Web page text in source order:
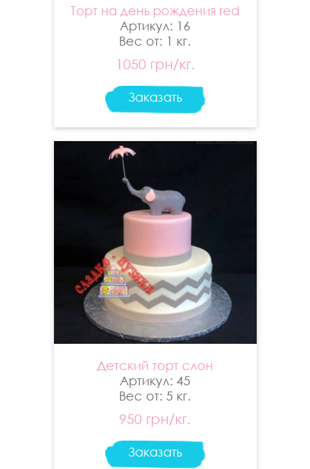
Торт на день рождения red
Артикул: 16
Вес от: 1 кг.
1050 грн/кг.
Заказать
Детский торт слон
Артикул: 45
Вес от: 5 кг.
950 грн/кг.
Заказать